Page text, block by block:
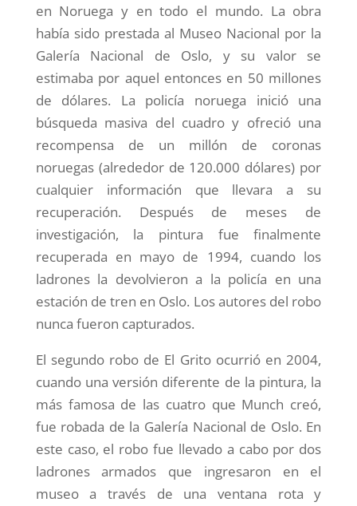
en Noruega y en todo el mundo. La obra
había sido prestada al Museo Nacional por la
Galería Nacional de Oslo, y su valor se
estimaba por aquel entonces en 50 millones
de dólares. La policía noruega inició una
búsqueda masiva del cuadro y ofreció una
recompensa de un millón de coronas
noruegas (alrededor de 120.000 dólares) por
cualquier información que llevara a su
recuperación. Después de meses de
investigación, la pintura fue finalmente
recuperada en mayo de 1994, cuando los
ladrones la devolvieron a la policía en una
estación de tren en Oslo. Los autores del robo
nunca fueron capturados.
El segundo robo de El Grito ocurrió en 2004,
cuando una versión diferente de la pintura, la
más famosa de las cuatro que Munch creó,
fue robada de la Galería Nacional de Oslo. En
este caso, el robo fue llevado a cabo por dos
ladrones armados que ingresaron en el
museo a través de una ventana rota y